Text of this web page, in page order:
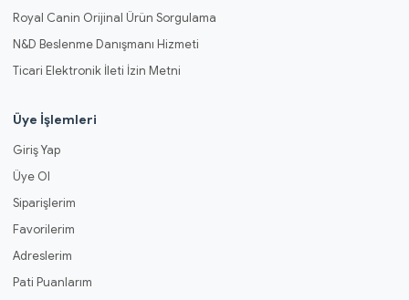
Royal Canin Orijinal Ürün Sorgulama
N&D Beslenme Danışmanı Hizmeti
Ticari Elektronik İleti İzin Metni
Üye İşlemleri
Giriş Yap
Üye Ol
Siparişlerim
Favorilerim
Adreslerim
Pati Puanlarım